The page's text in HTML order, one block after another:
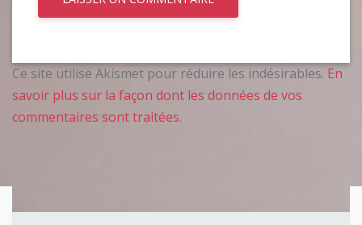
Ce site utilise Akismet pour réduire les indésirables. En
savoir plus sur la façon dont les données de vos
commentaires sont traitées.